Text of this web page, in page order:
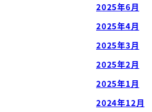
2025年6月
2025年4月
2025年3月
2025年2月
2025年1月
2024年12月